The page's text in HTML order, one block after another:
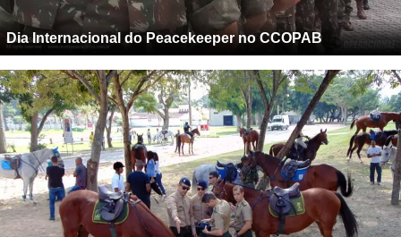
Dia Internacional do Peacekeeper no CCOPAB